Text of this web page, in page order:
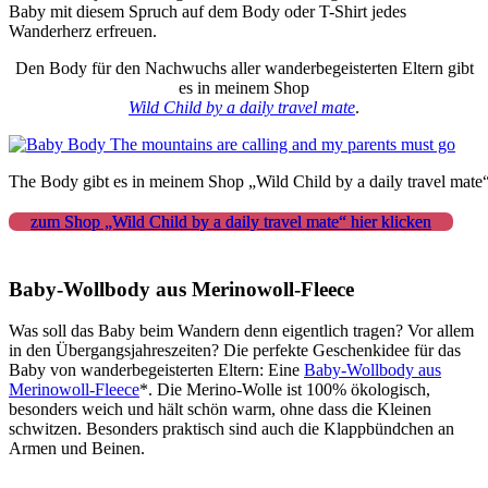
Baby mit diesem Spruch auf dem Body oder T-Shirt jedes
Wanderherz erfreuen.
Den Body für den Nachwuchs aller wanderbegeisterten Eltern gibt
es in meinem Shop
Wild Child by a daily travel mate.
The Body gibt es in meinem Shop „Wild Child by a daily travel
zum Shop „Wild Child by a daily travel mate“ hier klicken
Baby-Wollbody aus Merinowoll-Fleece
Was soll das Baby beim Wandern denn eigentlich tragen? Vor allem
in den Übergangsjahreszeiten? Die perfekte Geschenkidee für das
Baby von wanderbegeisterten Eltern: Eine Baby-Wollbody aus
Merinowoll-Fleece*. Die Merino-Wolle ist 100% ökologisch,
besonders weich und hält schön warm, ohne dass die Kleinen
schwitzen. Besonders praktisch sind auch die Klappbündchen an
Armen und Beinen.